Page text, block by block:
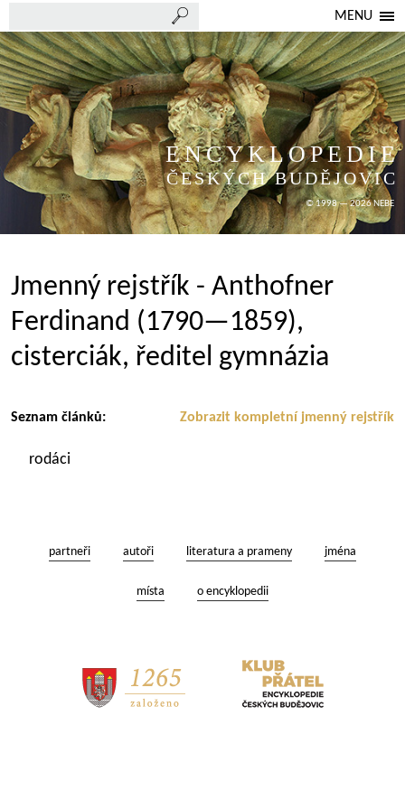
MENU
ENCYKLOPEDIE
ČESKÝCH BUDĚJOVIC
© 1998 — 2026 NEBE
Jmenný rejstřík - Anthofner
Ferdinand (1790—1859),
cisterciák, ředitel gymnázia
Zobrazit kompletní jmenný rejstřík
Seznam článků:
rodáci
partneři autoři literatura a prameny jména
místa o encyklopedii